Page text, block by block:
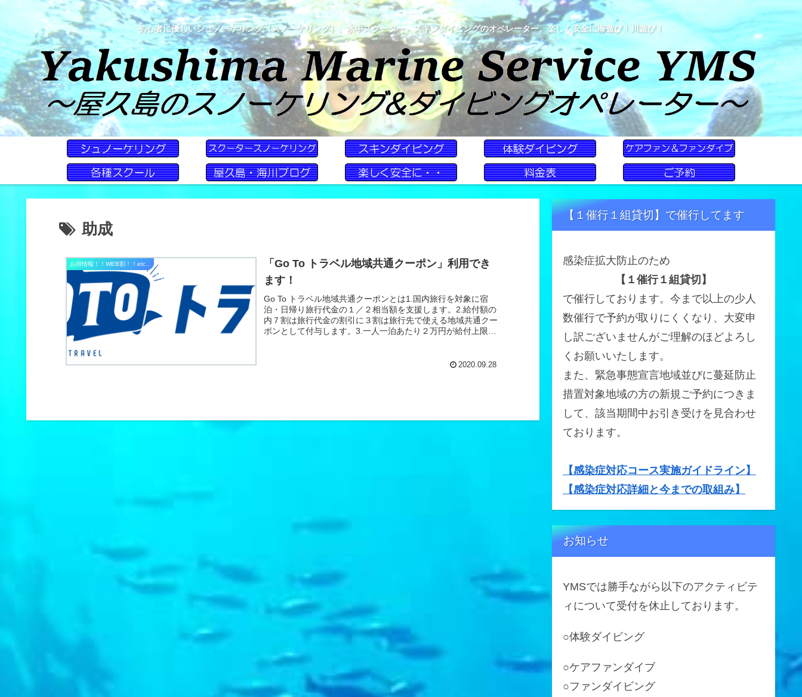
初心者に優しいシュノーケリング（スノーケリング）、水中スクーター、スキンダイビングのオペレーター。楽しく安全に海遊び！川遊び！
助成
お得情報！！WEB割！！etc...
「Go To トラベル地域共通クーポン」利用でき
ます！
Go To トラベル地域共通クーポンとは1.国内旅行を対象に宿
泊・日帰り旅行代金の１／２相当額を支援します。2.給付額の
内７割は旅行代金の割引に３割は旅行先で使える地域共通クー
ポンとして付与します。3.一人一泊あたり２万円が給付上限と
2020.09.28
【１催行１組貸切】で催行してます
感染症拡大防止のため
【１催行１組貸切】
で催行しております。今まで以上の少人
数催行で予約が取りにくくなり、大変申
し訳ございませんがご理解のほどよろし
くお願いいたします。
また、緊急事態宣言地域並びに蔓延防止
措置対象地域の方の新規ご予約につきま
して、該当期間中お引き受けを見合わせ
ております。
【感染症対応コース実施ガイドライン】
【感染症対応詳細と今までの取組み】
お知らせ
YMSでは勝手ながら以下のアクティビテ
ィについて受付を休止しております。
○体験ダイビング
○ケアファンダイブ
○ファンダイビング